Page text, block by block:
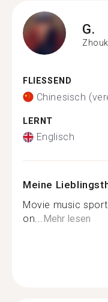
G.
FLIESSEND
Chinesisch
LERNT
Englisch
Meine
Movie music
on...Mehr lesen